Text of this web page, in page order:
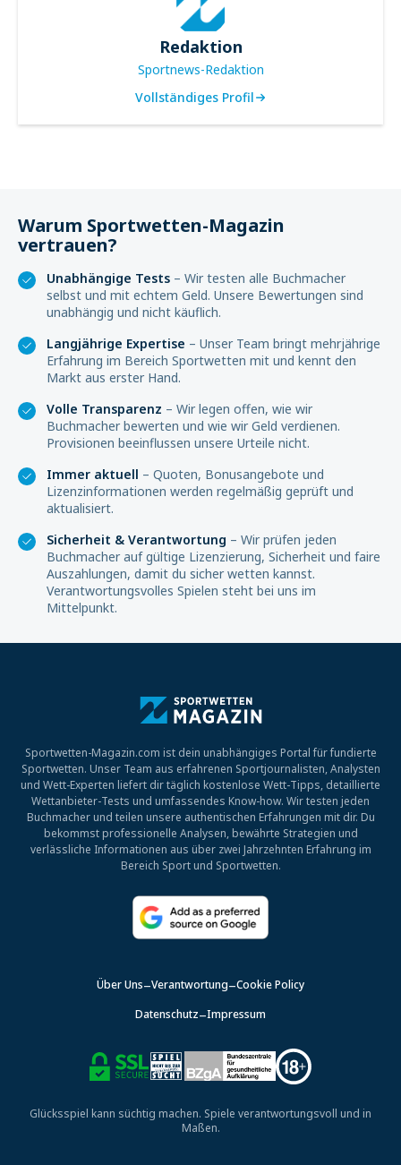
Redaktion
Sportnews-Redaktion
Vollständiges Profil
Warum Sportwetten-Magazin
vertrauen?
Unabhängige Tests – Wir testen alle Buchmacher
selbst und mit echtem Geld. Unsere Bewertungen sind
unabhängig und nicht käuflich.
Langjährige Expertise – Unser Team bringt mehrjährige
Erfahrung im Bereich Sportwetten mit und kennt den
Markt aus erster Hand.
Volle Transparenz – Wir legen offen, wie wir
Buchmacher bewerten und wie wir Geld verdienen.
Provisionen beeinflussen unsere Urteile nicht.
Immer aktuell – Quoten, Bonusangebote und
Lizenzinformationen werden regelmäßig geprüft und
aktualisiert.
Sicherheit & Verantwortung – Wir prüfen jeden
Buchmacher auf gültige Lizenzierung, Sicherheit und faire
Auszahlungen, damit du sicher wetten kannst.
Verantwortungsvolles Spielen steht bei uns im
Mittelpunkt.
Sportwetten-Magazin.com ist dein unabhängiges Portal für fundierte
Sportwetten. Unser Team aus erfahrenen Sportjournalisten, Analysten
und Wett-Experten liefert dir täglich kostenlose Wett-Tipps, detaillierte
Wettanbieter-Tests und umfassendes Know-how. Wir testen jeden
Buchmacher und teilen unsere authentischen Erfahrungen mit dir. Du
bekommst professionelle Analysen, bewährte Strategien und
verlässliche Informationen aus über zwei Jahrzehnten Erfahrung im
Bereich Sport und Sportwetten.
Über Uns Verantwortung Cookie Policy
Datenschutz Impressum
Glücksspiel kann süchtig machen. Spiele verantwortungsvoll und in
Maßen.